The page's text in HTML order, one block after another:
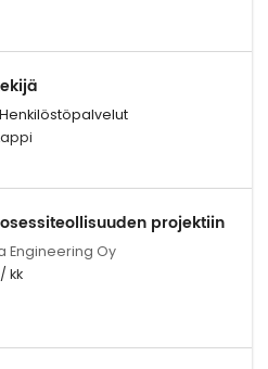
Henkilöstöpalvelut
projektiin
Engineering Oy
kk